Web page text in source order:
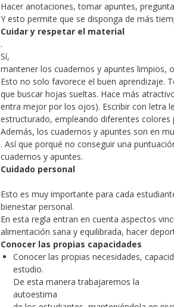
Hacer anotaciones, tomar apuntes,
Y esto permite que se disponga de más
Cuidar y respetar el material
.
Sí,
mantener los cuadernos y apuntes limpios,
Esto no solo favorece el buen aprendizaje.
que buscar hojas sueltas. Hace más
entra mejor por los ojos). Escribir con letra
estructurado, empleando diferentes colores
Además, los cuadernos y apuntes son en
. Así que porqué no conseguir una
cuadernos y apuntes.
Cuidado personal
Esto es muy importante para cada
bienestar personal.
En esta regla entran en cuenta aspectos
alimentación sana y equilibrada, hacer
Conocer las propias capacidades
Conocer las propias necesidades,
estudio.
De esta manera trabajaremos la
autoestima